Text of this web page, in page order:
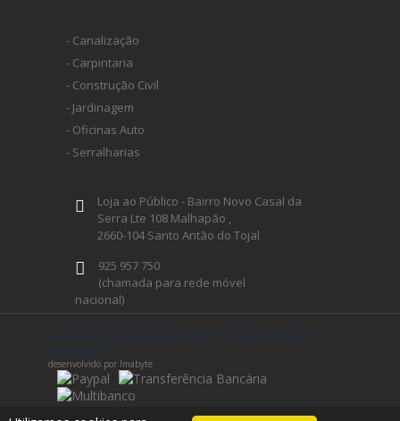
- Canalização
- Carpintaria
- Construção Civil
- Jardinagem
- Oficinas Auto
- Serralharias
Loja ao Público - Bairro Novo Casal da
Serra Lte 108 Malhapão ,
2660-104 Santo Antão do Tojal
925 957 750
(chamada para rede móvel
nacional)
geral@ferramentaprofissional.pt
Siga-nos
ferramentaprofissional.pt® 2026 - todos os direitos
reservados
desenvolvido por Imabyte